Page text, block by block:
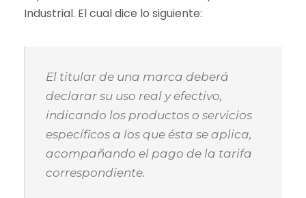
Industrial. El cual dice lo siguiente:
El titular de una marca deberá
declarar su uso real y efectivo,
indicando los productos o servicios
específicos a los que ésta se aplica,
acompañando el pago de la tarifa
correspondiente.